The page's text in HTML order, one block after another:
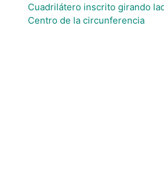
Cuadrilátero inscrito girando
Centro de la circunferencia